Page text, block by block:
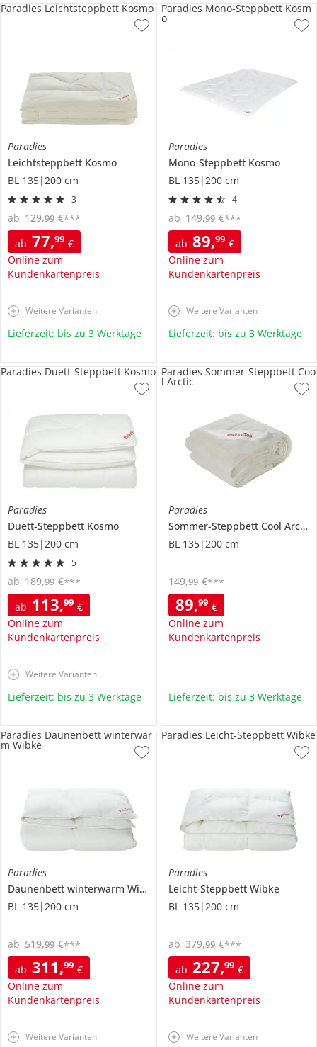
Paradies
Leichtsteppbett Kosmo
BL 135|200 cm
3
ab 77,99 €
Online zum
Kundenkartenpreis
ab 129,99 €***
Paradies Leichtsteppbett Kosmo
Weitere Varianten
Lieferzeit: bis zu 3 Werktage
Paradies
Mono-Steppbett Kosmo
BL 135|200 cm
4
ab 89,99 €
Online zum
Kundenkartenpreis
ab 149,99 €***
Paradies Mono-Steppbett Kosm
o
Weitere Varianten
Lieferzeit: bis zu 3 Werktage
Paradies
Duett-Steppbett Kosmo
BL 135|200 cm
5
ab 113,99 €
Online zum
Kundenkartenpreis
ab 189,99 €***
Paradies Duett-Steppbett Kosmo
Weitere Varianten
Lieferzeit: bis zu 3 Werktage
Paradies
Sommer-Steppbett Cool Arctic
BL 135|200 cm
89,99 €
Online zum
Kundenkartenpreis
149,99 €***
Paradies Sommer-Steppbett Coo
l Arctic
Lieferzeit: bis zu 3 Werktage
Paradies
Daunenbett winterwarm Wibke
BL 135|200 cm
ab 311,99 €
Online zum
Kundenkartenpreis
ab 519,99 €***
Paradies Daunenbett winterwar
m Wibke
Weitere Varianten
Paradies
Leicht-Steppbett Wibke
BL 135|200 cm
ab 227,99 €
Online zum
Kundenkartenpreis
ab 379,99 €***
Paradies Leicht-Steppbett Wibke
Weitere Varianten